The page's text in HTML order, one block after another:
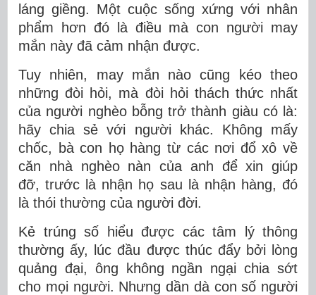
láng giềng. Một cuộc sống xứng với nhân
phẩm hơn đó là điều mà con người may
mắn này đã cảm nhận được.
Tuy nhiên, may mắn nào cũng kéo theo
những đòi hỏi, mà đòi hỏi thách thức nhất
của người nghèo bỗng trở thành giàu có là:
hãy chia sẻ với người khác. Không mấy
chốc, bà con họ hàng từ các nơi đổ xô về
căn nhà nghèo nàn của anh để xin giúp
đỡ, trước là nhận họ sau là nhận hàng, đó
là thói thường của người đời.
Kẻ trúng số hiểu được các tâm lý thông
thường ấy, lúc đầu được thúc đẩy bởi lòng
quảng đại, ông không ngần ngại chia sớt
cho mọi người. Nhưng dần dà con số người